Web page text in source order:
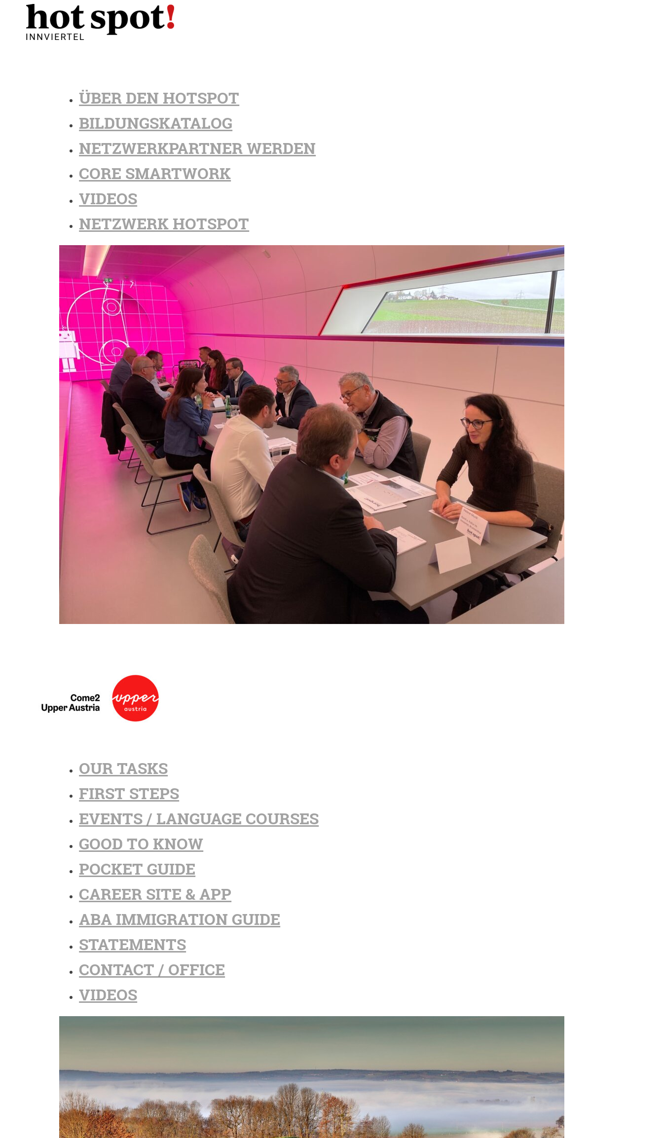
ÜBER DEN HOTSPOT
BILDUNGSKATALOG
NETZWERKPARTNER WERDEN
CORE SMARTWORK
VIDEOS
NETZWERK HOTSPOT
OUR TASKS
FIRST STEPS
EVENTS / LANGUAGE COURSES
GOOD TO KNOW
POCKET GUIDE
CAREER SITE & APP
ABA IMMIGRATION GUIDE
STATEMENTS
CONTACT / OFFICE
VIDEOS